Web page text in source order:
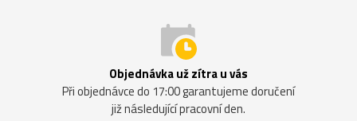
Objednávka už zítra u vás
Při objednávce do 17:00 garantujeme doručení
již následující pracovní den.